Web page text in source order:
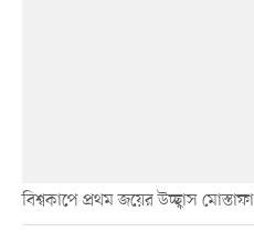
বিশ্বকাপে প্রথম জয়ের উচ্ছ্বাস